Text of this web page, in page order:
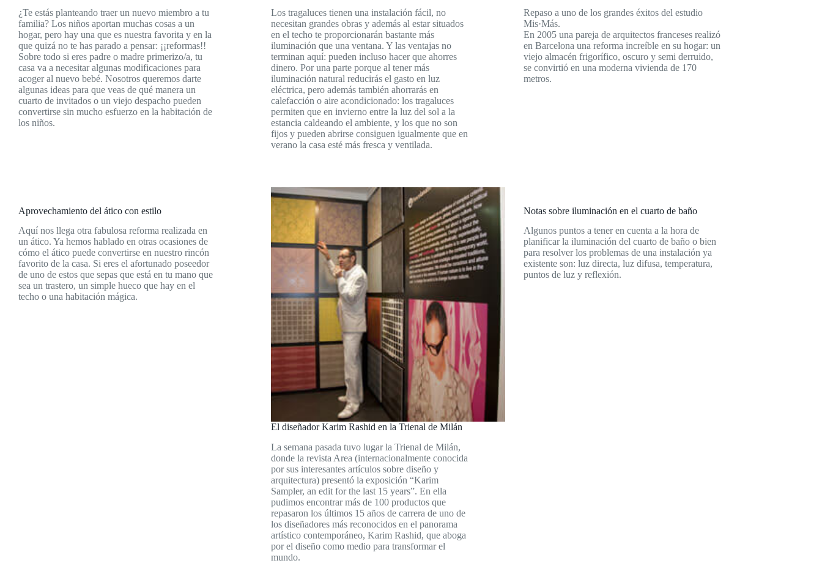
¿Te estás planteando traer un nuevo miembro a tu
familia? Los niños aportan muchas cosas a un
hogar, pero hay una que es nuestra favorita y en la
que quizá no te has parado a pensar: ¡¡reformas!!
Sobre todo si eres padre o madre primerizo/a, tu
casa va a necesitar algunas modificaciones para
acoger al nuevo bebé. Nosotros queremos darte
algunas ideas para que veas de qué manera un
cuarto de invitados o un viejo despacho pueden
convertirse sin mucho esfuerzo en la habitación de
los niños.
Los tragaluces tienen una instalación fácil, no
necesitan grandes obras y además al estar situados
en el techo te proporcionarán bastante más
iluminación que una ventana. Y las ventajas no
terminan aquí: pueden incluso hacer que ahorres
dinero. Por una parte porque al tener más
iluminación natural reducirás el gasto en luz
eléctrica, pero además también ahorrarás en
calefacción o aire acondicionado: los tragaluces
permiten que en invierno entre la luz del sol a la
estancia caldeando el ambiente, y los que no son
fijos y pueden abrirse consiguen igualmente que en
verano la casa esté más fresca y ventilada.
Repaso a uno de los grandes éxitos del estudio
Mis·Más.
En 2005 una pareja de arquitectos franceses realizó
en Barcelona una reforma increíble en su hogar: un
viejo almacén frigorífico, oscuro y semi derruido,
se convirtió en una moderna vivienda de 170
metros.
Aprovechamiento del ático con estilo
Aquí nos llega otra fabulosa reforma realizada en
un ático. Ya hemos hablado en otras ocasiones de
cómo el ático puede convertirse en nuestro rincón
favorito de la casa. Si eres el afortunado poseedor
de uno de estos que sepas que está en tu mano que
sea un trastero, un simple hueco que hay en el
techo o una habitación mágica.
El diseñador Karim Rashid en la Trienal de Milán
La semana pasada tuvo lugar la Trienal de Milán,
donde la revista Area (internacionalmente conocida
por sus interesantes artículos sobre diseño y
arquitectura) presentó la exposición “Karim
Sampler, an edit for the last 15 years”. En ella
pudimos encontrar más de 100 productos que
repasaron los últimos 15 años de carrera de uno de
los diseñadores más reconocidos en el panorama
artístico contemporáneo, Karim Rashid, que aboga
por el diseño como medio para transformar el
mundo.
Notas sobre iluminación en el cuarto de baño
Algunos puntos a tener en cuenta a la hora de
planificar la iluminación del cuarto de baño o bien
para resolver los problemas de una instalación ya
existente son: luz directa, luz difusa, temperatura,
puntos de luz y reflexión.